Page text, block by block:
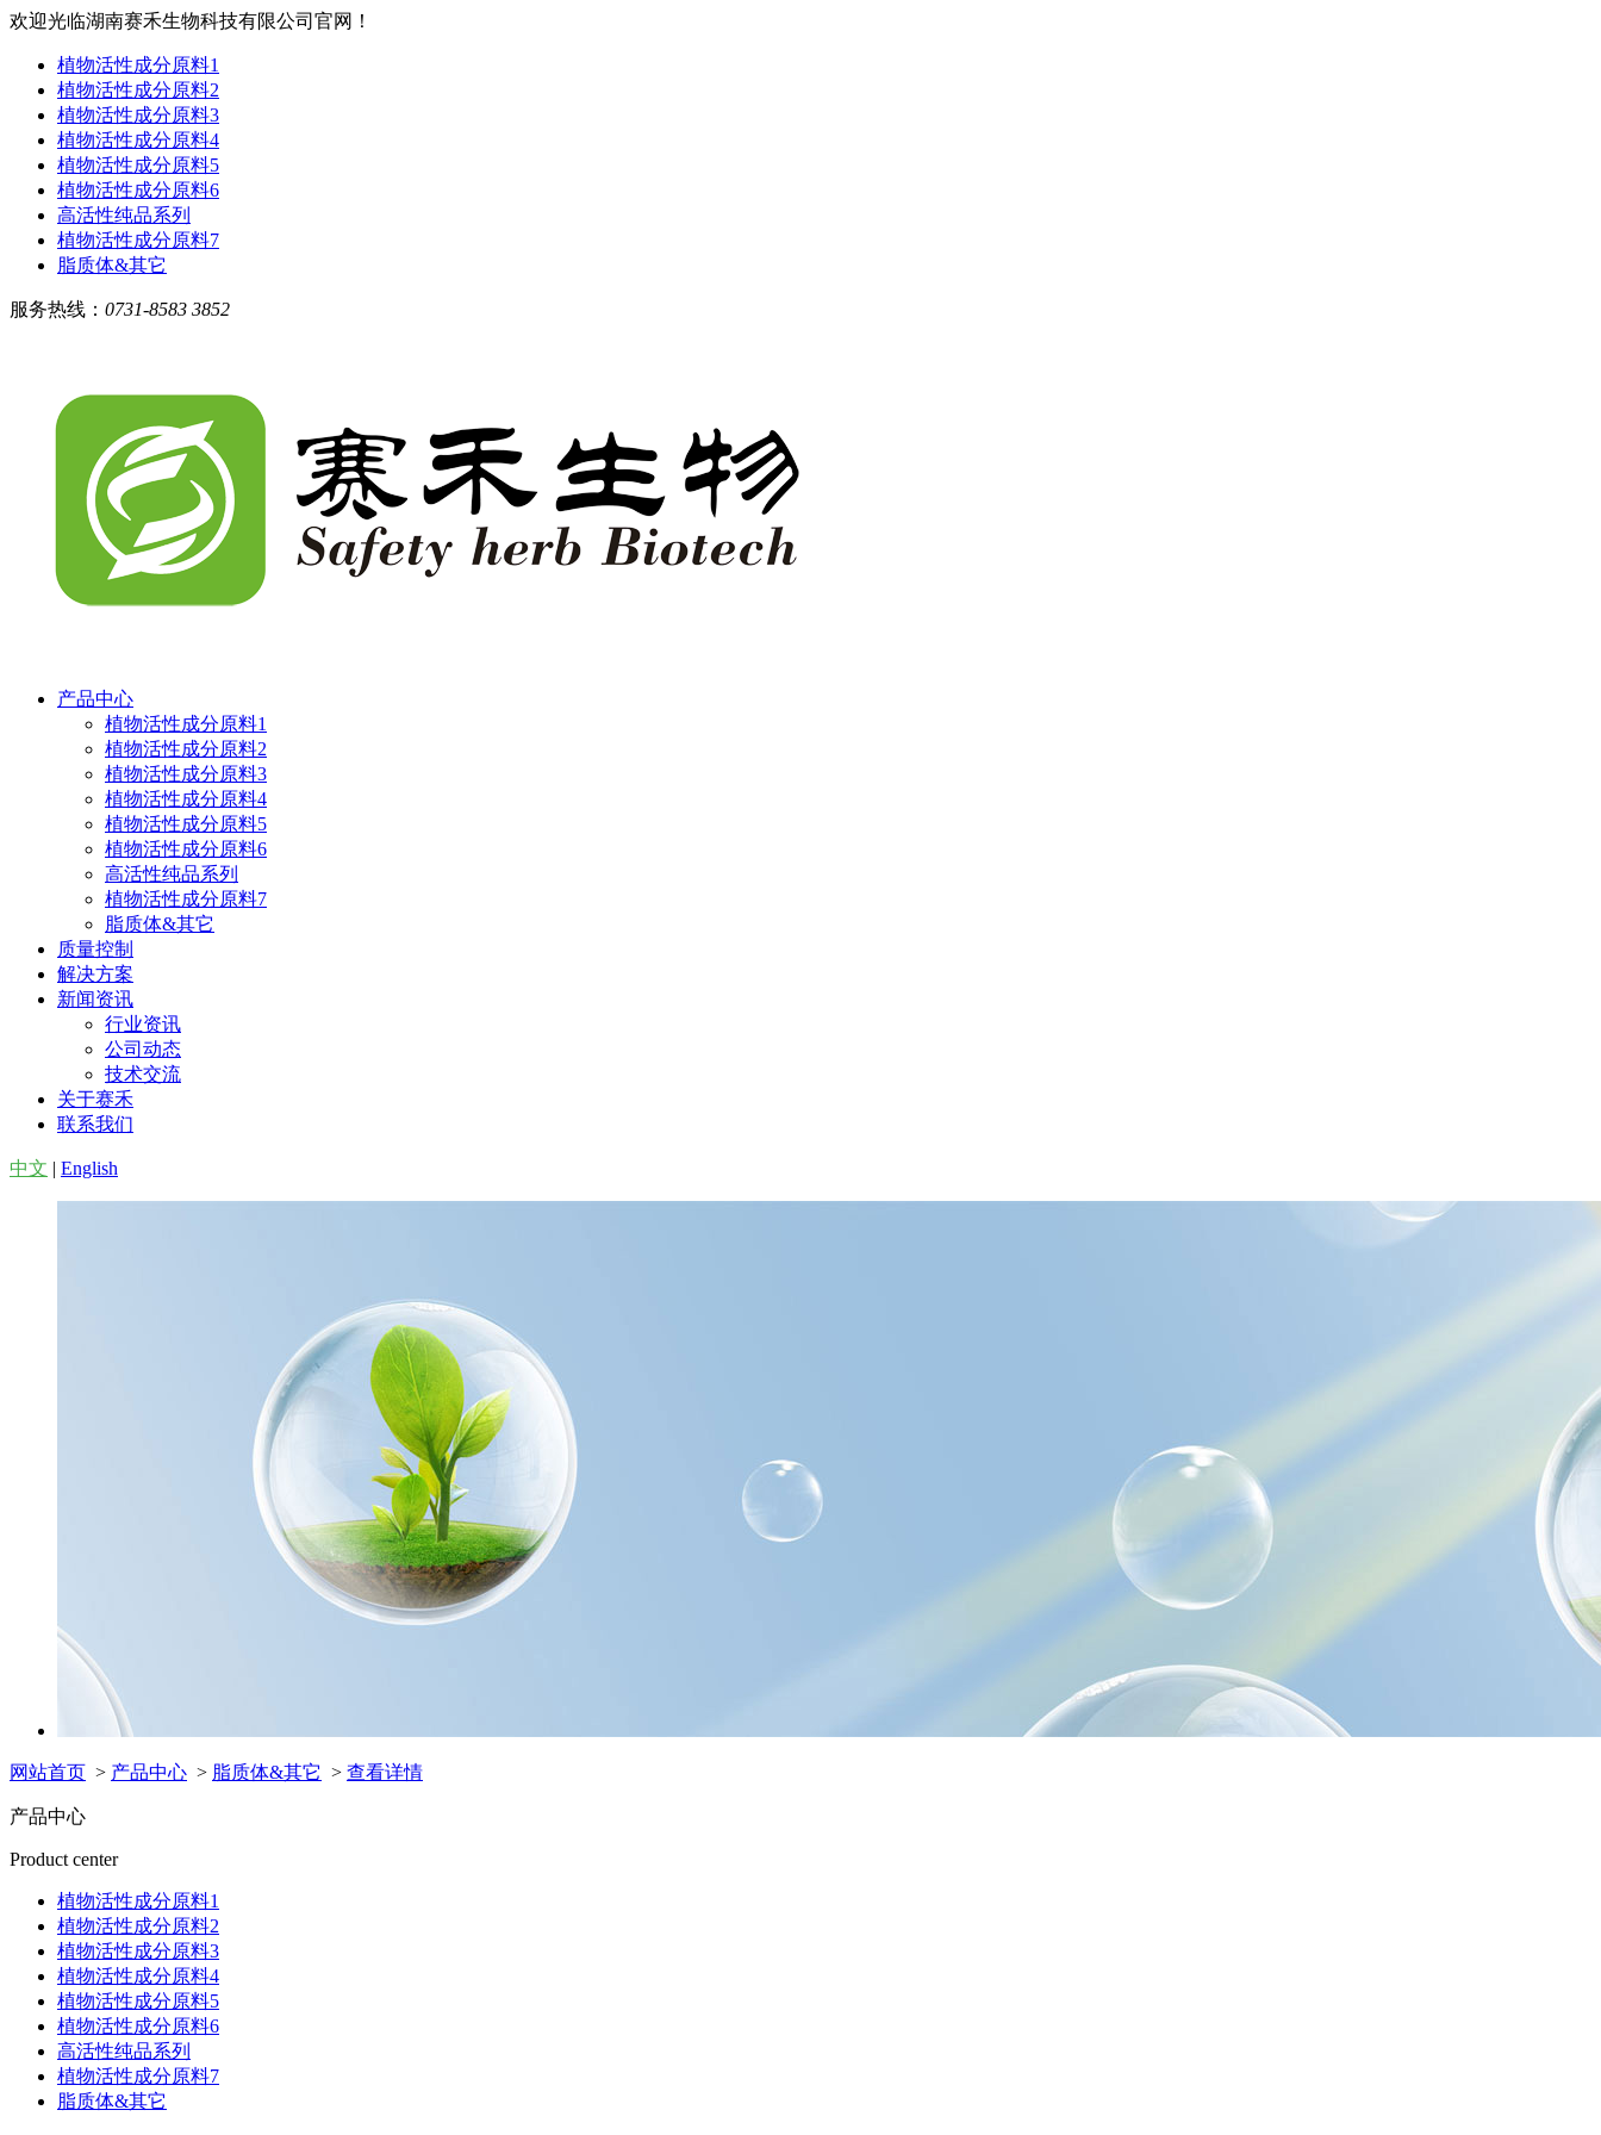
欢迎光临湖南赛禾生物科技有限公司官网！
植物活性成分原料1
植物活性成分原料2
植物活性成分原料3
植物活性成分原料4
植物活性成分原料5
植物活性成分原料6
高活性纯品系列
植物活性成分原料7
脂质体&其它
服务热线： 0731-8583 3852
产品中心
植物活性成分原料1
植物活性成分原料2
植物活性成分原料3
植物活性成分原料4
植物活性成分原料5
植物活性成分原料6
高活性纯品系列
植物活性成分原料7
脂质体&其它
质量控制
解决方案
新闻资讯
行业资讯
公司动态
技术交流
关于赛禾
联系我们
中文 | English
网站首页 > 产品中心 > 脂质体&其它 > 查看详情
产品中心
Product center
植物活性成分原料1
植物活性成分原料2
植物活性成分原料3
植物活性成分原料4
植物活性成分原料5
植物活性成分原料6
高活性纯品系列
植物活性成分原料7
脂质体&其它